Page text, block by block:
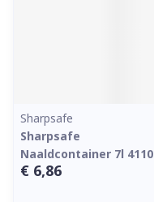
Sharpsafe
Sharpsafe
Naaldcontainer 7l 4110
€ 6,86